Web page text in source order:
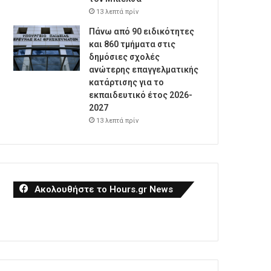
13 λεπτά πρίν
Πάνω από 90 ειδικότητες
και 860 τμήματα στις
δημόσιες σχολές
ανώτερης επαγγελματικής
κατάρτισης για το
εκπαιδευτικό έτος 2026-
2027
13 λεπτά πρίν
Ακολουθήστε το Hours.gr News